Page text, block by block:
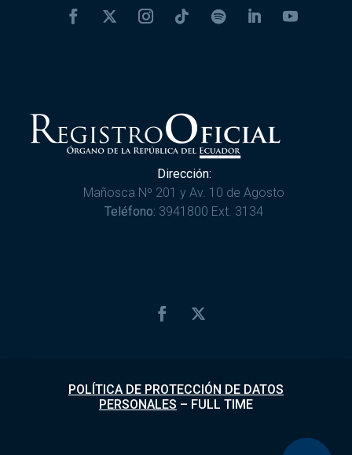
Dirección:
Mañosca Nº 201 y Av. 10 de Agosto
Teléfono: 3941800 Ext. 3134
POLÍTICA DE PROTECCIÓN DE DATOS
PERSONALES – FULL TIME